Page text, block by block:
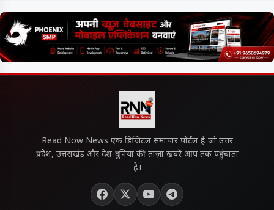
Read Now News एक डिजिटल समाचार पोर्टल है जो उत्तर
प्रदेश, उत्तराखंड और देश-दुनिया की ताज़ा खबरें आप तक पहुंचाता
है।